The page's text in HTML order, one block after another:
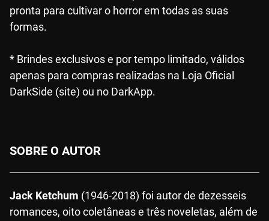
pronta para cultivar o horror em todas as suas
formas.
* Brindes exclusivos e por tempo limitado, válidos
apenas para compras realizadas na Loja Oficial
DarkSide (site) ou no DarkApp.
SOBRE O AUTOR
Jack Ketchum (1946-2018) foi autor de dezesseis
romances, oito coletâneas e três noveletas, além de